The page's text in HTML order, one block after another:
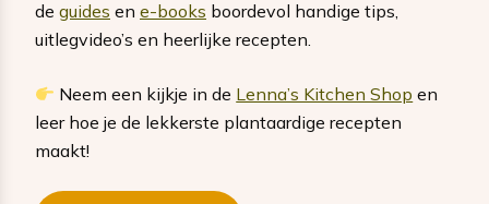
de guides en e-books boordevol handige tips,
uitlegvideo’s en heerlijke recepten.
Neem een kijkje in de Lenna’s Kitchen Shop en
leer hoe je de lekkerste plantaardige recepten
maakt!